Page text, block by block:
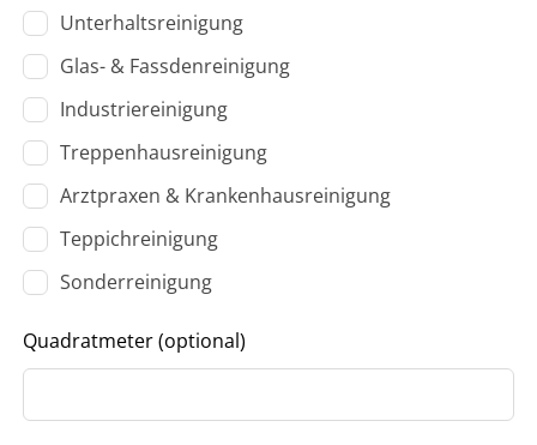
Unterhaltsreinigung
Glas- & Fassdenreinigung
Industriereinigung
Treppenhausreinigung
Arztpraxen & Krankenhausreinigung
Teppichreinigung
Sonderreinigung
Quadratmeter(optional)